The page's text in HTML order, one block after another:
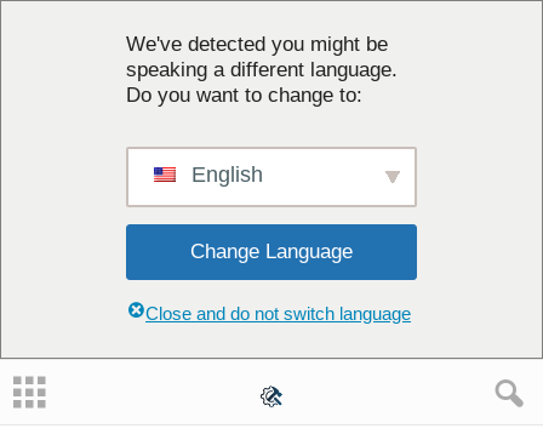
We've detected you might be
speaking a different language.
Do you want to change to:
English
Change Language
Close and do not switch language